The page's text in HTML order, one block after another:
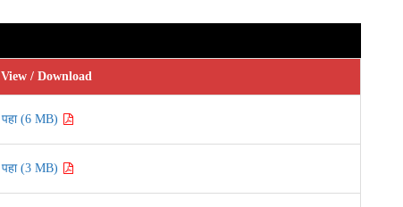
View / Download
पहा (6 MB)
पहा (3 MB)